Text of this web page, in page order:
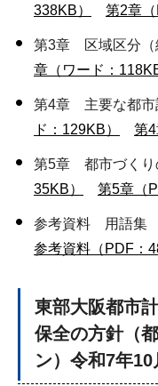
338KB）
第2章（
第3章 区域区分（
章（ワード：
第4章 主要な都
ド：129KB）
第4
第5章 都市づく
35KB）
第5章（
参考資料 用語集
参考資料（PDF：
東部大阪都市
保全の方針（
ン）令和7年10